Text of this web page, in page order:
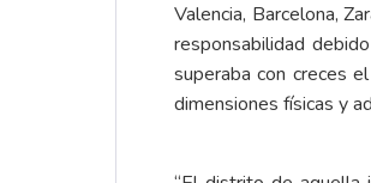
Valencia, Barcelona,
responsabilidad
superaba con creces
dimensiones físicas y